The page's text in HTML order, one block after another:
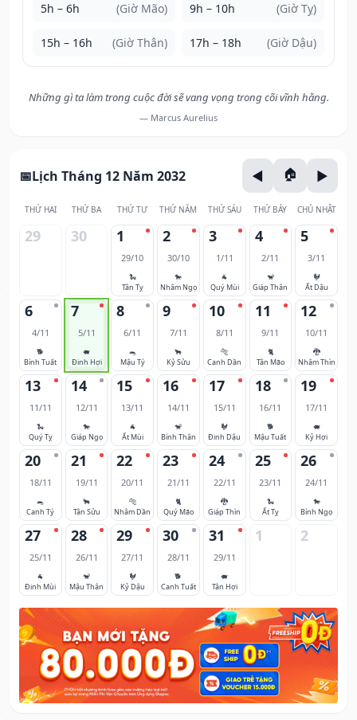
5h – 6h (Giờ Mão) 9h – 10h (Giờ Tỵ)
15h – 16h (Giờ Thân) 17h – 18h (Giờ Dậu)
Những gì ta làm trong cuộc đời sẽ vang vọng trong cõi vĩnh hằng.
— Marcus Aurelius
Lịch Tháng 12 Năm 2032
THỨ HAI THỨ BA THỨ TƯ THỨ NĂM THỨ SÁU THỨ BẢY CHỦ NHẬT
29 30 1
29/10
🐍
Tân Tỵ
2
30/10
🐎
Nhâm Ngọ
3
1/11
🐐
Quý Mùi
4
2/11
🐒
Giáp Thân
5
3/11
🐓
Ất Dậu
6
4/11
🐕
Bính Tuất
7
5/11
🐖
Đinh Hợi
8
6/11
🐀
Mậu Tý
9
7/11
🐂
Kỷ Sửu
10
8/11
🐅
Canh Dần
11
9/11
🐈
Tân Mão
12
10/11
🐉
Nhâm Thìn
13
11/11
🐍
Quý Tỵ
14
12/11
🐎
Giáp Ngọ
15
13/11
🐐
Ất Mùi
16
14/11
🐒
Bính Thân
17
15/11
🐓
Đinh Dậu
18
16/11
🐕
Mậu Tuất
19
17/11
🐖
Kỷ Hợi
20
18/11
🐀
Canh Tý
21
19/11
🐂
Tân Sửu
22
20/11
🐅
Nhâm Dần
23
21/11
🐈
Quý Mão
24
22/11
🐉
Giáp Thìn
25
23/11
🐍
Ất Tỵ
26
24/11
🐎
Bính Ngọ
27
25/11
🐐
Đinh Mùi
28
26/11
🐒
Mậu Thân
29
27/11
🐓
Kỷ Dậu
30
28/11
🐕
Canh Tuất
31
29/11
🐖
Tân Hợi
1 2